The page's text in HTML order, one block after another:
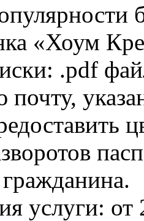
«Хоум
.pdf
почту,
услуги: от